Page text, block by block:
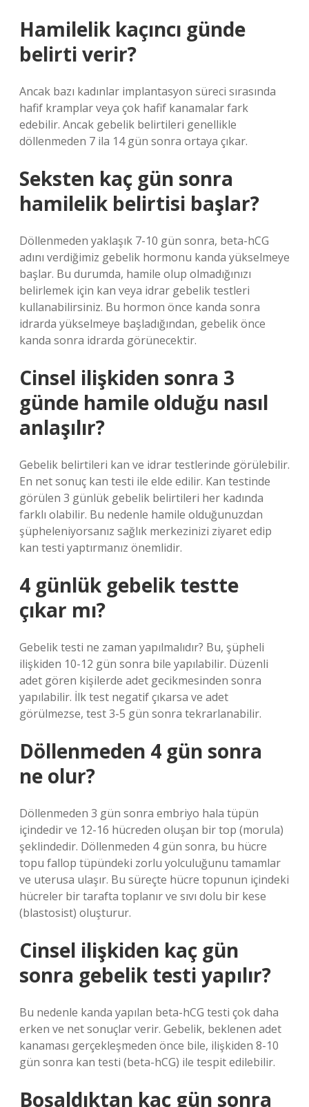
Hamilelik kaçıncı günde
belirti verir?
Ancak bazı kadınlar implantasyon süreci sırasında
hafif kramplar veya çok hafif kanamalar fark
edebilir. Ancak gebelik belirtileri genellikle
döllenmeden 7 ila 14 gün sonra ortaya çıkar.
Seksten kaç gün sonra
hamilelik belirtisi başlar?
Döllenmeden yaklaşık 7-10 gün sonra, beta-hCG
adını verdiğimiz gebelik hormonu kanda yükselmeye
başlar. Bu durumda, hamile olup olmadığınızı
belirlemek için kan veya idrar gebelik testleri
kullanabilirsiniz. Bu hormon önce kanda sonra
idrarda yükselmeye başladığından, gebelik önce
kanda sonra idrarda görünecektir.
Cinsel ilişkiden sonra 3
günde hamile olduğu nasıl
anlaşılır?
Gebelik belirtileri kan ve idrar testlerinde görülebilir.
En net sonuç kan testi ile elde edilir. Kan testinde
görülen 3 günlük gebelik belirtileri her kadında
farklı olabilir. Bu nedenle hamile olduğunuzdan
şüpheleniyorsanız sağlık merkezinizi ziyaret edip
kan testi yaptırmanız önemlidir.
4 günlük gebelik testte
çıkar mı?
Gebelik testi ne zaman yapılmalıdır? Bu, şüpheli
ilişkiden 10-12 gün sonra bile yapılabilir. Düzenli
adet gören kişilerde adet gecikmesinden sonra
yapılabilir. İlk test negatif çıkarsa ve adet
görülmezse, test 3-5 gün sonra tekrarlanabilir.
Döllenmeden 4 gün sonra
ne olur?
Döllenmeden 3 gün sonra embriyo hala tüpün
içindedir ve 12-16 hücreden oluşan bir top (morula)
şeklindedir. Döllenmeden 4 gün sonra, bu hücre
topu fallop tüpündeki zorlu yolculuğunu tamamlar
ve uterusa ulaşır. Bu süreçte hücre topunun içindeki
hücreler bir tarafta toplanır ve sıvı dolu bir kese
(blastosist) oluşturur.
Cinsel ilişkiden kaç gün
sonra gebelik testi yapılır?
Bu nedenle kanda yapılan beta-hCG testi çok daha
erken ve net sonuçlar verir. Gebelik, beklenen adet
kanaması gerçekleşmeden önce bile, ilişkiden 8-10
gün sonra kan testi (beta-hCG) ile tespit edilebilir.
Boşaldıktan kaç gün sonra